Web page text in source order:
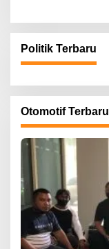
Politik Terbaru
Otomotif Terbaru